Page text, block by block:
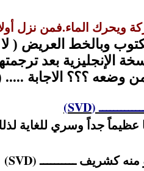
ويحرك الماء.فمن نزل
وبالخط العريض (
الإنجليزية بعد
وضعه ؟؟؟ الاجابة
(
SVD
)
عظيماً جداً وسري للغاية
SVD
)